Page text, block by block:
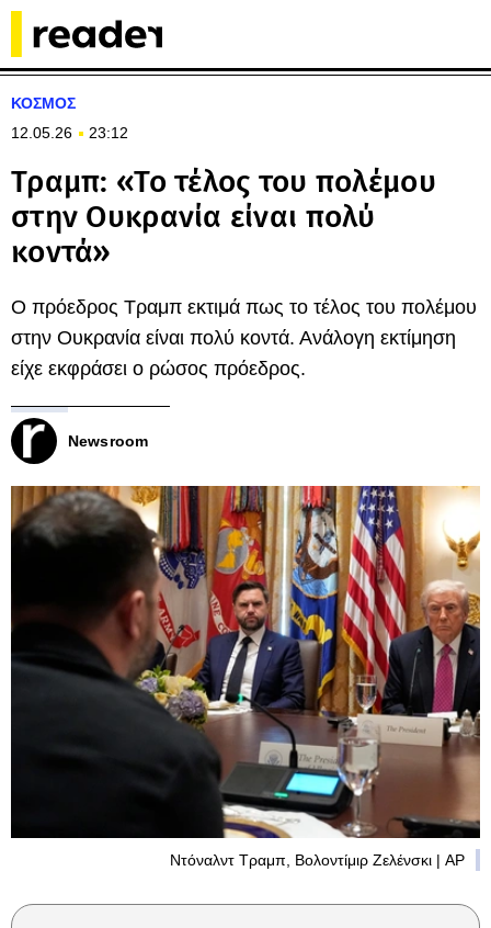
ΚΟΣΜΟΣ
12.05.26
23:12
Τραμπ: «Το τέλος του πολέμου
στην Ουκρανία είναι πολύ
κοντά»
Ο πρόεδρος Τραμπ εκτιμά πως το τέλος του πολέμου
στην Ουκρανία είναι πολύ κοντά. Ανάλογη εκτίμηση
είχε εκφράσει ο ρώσος πρόεδρος.
Newsroom
Ντόναλντ Τραμπ, Βολοντίμιρ Ζελένσκι | AP